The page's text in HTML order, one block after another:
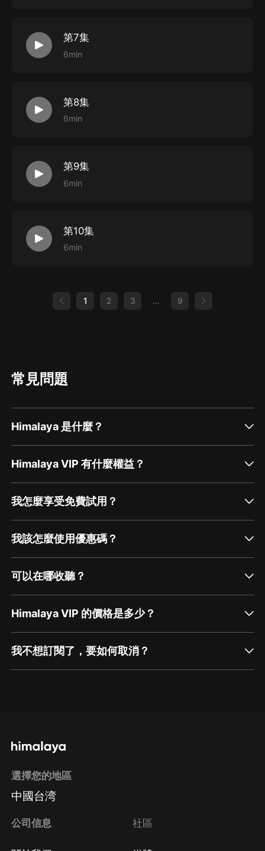
第7集
6min
第8集
6min
第9集
6min
第10集
6min
1 2 3 ... 9
常見問題
Himalaya 是什麼？
Himalaya VIP 有什麼權益？
我怎麼享受免費試用？
我該怎麼使用優惠碼？
可以在哪收聽？
Himalaya VIP 的價格是多少？
我不想訂閱了，要如何取消？
方法 Google Play取消訂閱方法
選擇您的地區
中國台湾
公司信息 社區